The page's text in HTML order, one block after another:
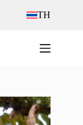
TH